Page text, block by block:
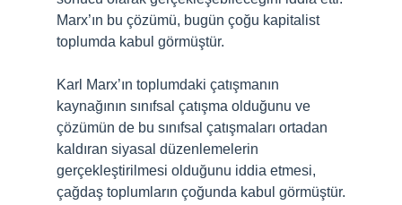
Marx’ın bu çözümü, bugün çoğu kapitalist
toplumda kabul görmüştür.
Karl Marx’ın toplumdaki çatışmanın
kaynağının sınıfsal çatışma olduğunu ve
çözümün de bu sınıfsal çatışmaları ortadan
kaldıran siyasal düzenlemelerin
gerçekleştirilmesi olduğunu iddia etmesi,
çağdaş toplumların çoğunda kabul görmüştür.